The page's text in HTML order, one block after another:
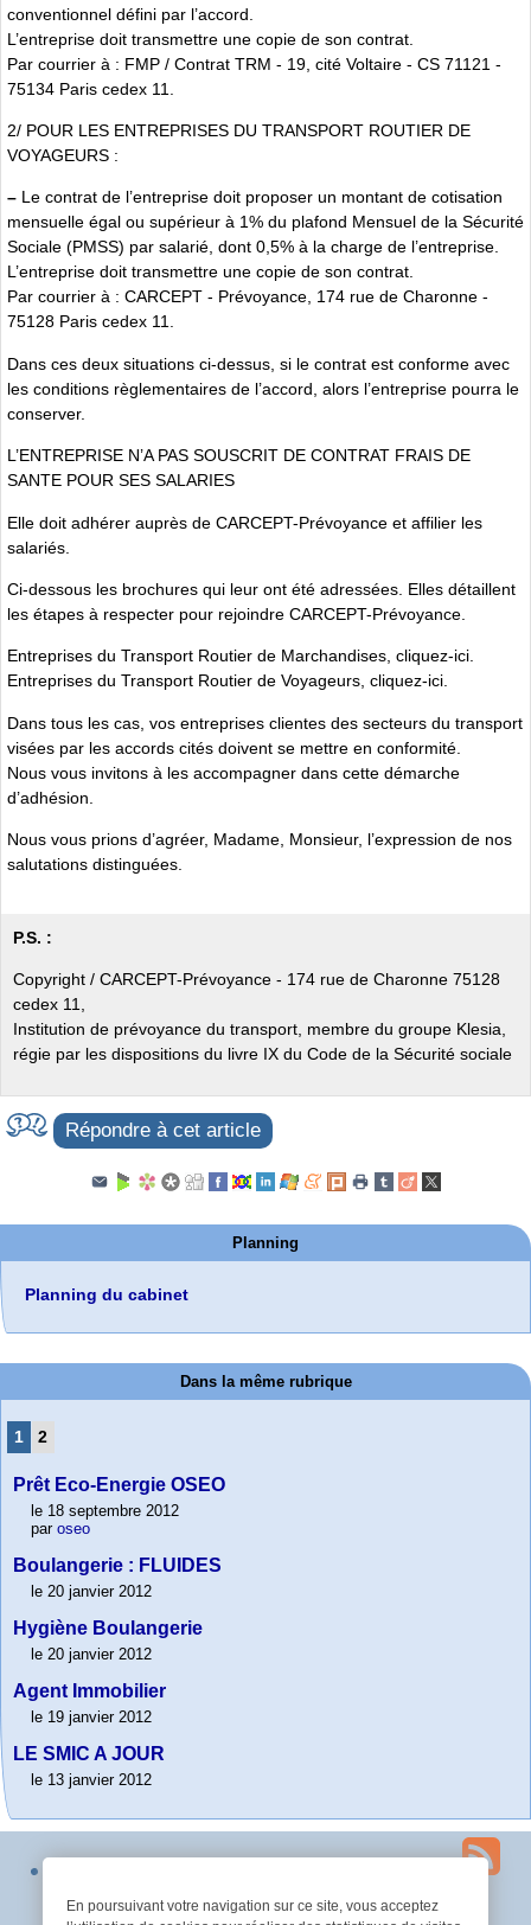
En poursuivant votre navigation sur ce site, vous acceptez
conventionnel défini par l’accord.
L’entreprise doit transmettre une copie de son contrat.
Par courrier à : FMP / Contrat TRM - 19, cité Voltaire - CS 71121 -
75134 Paris cedex 11.
2/ POUR LES ENTREPRISES DU TRANSPORT ROUTIER DE
VOYAGEURS :
– Le contrat de l’entreprise doit proposer un montant de cotisation
mensuelle égal ou supérieur à 1% du plafond Mensuel de la Sécurité
Sociale (PMSS) par salarié, dont 0,5% à la charge de l’entreprise.
L’entreprise doit transmettre une copie de son contrat.
Par courrier à : CARCEPT - Prévoyance, 174 rue de Charonne -
75128 Paris cedex 11.
Dans ces deux situations ci-dessus, si le contrat est conforme avec
les conditions règlementaires de l’accord, alors l’entreprise pourra le
conserver.
L’ENTREPRISE N’A PAS SOUSCRIT DE CONTRAT FRAIS DE
SANTE POUR SES SALARIES
Elle doit adhérer auprès de CARCEPT-Prévoyance et affilier les
salariés.
Ci-dessous les brochures qui leur ont été adressées. Elles détaillent
les étapes à respecter pour rejoindre CARCEPT-Prévoyance.
Entreprises du Transport Routier de Marchandises, cliquez-ici.
Entreprises du Transport Routier de Voyageurs, cliquez-ici.
Dans tous les cas, vos entreprises clientes des secteurs du transport
visées par les accords cités doivent se mettre en conformité.
Nous vous invitons à les accompagner dans cette démarche
d’adhésion.
Nous vous prions d’agréer, Madame, Monsieur, l’expression de nos
salutations distinguées.
P.S. :
Copyright / CARCEPT-Prévoyance - 174 rue de Charonne 75128
cedex 11,
Institution de prévoyance du transport, membre du groupe Klesia,
régie par les dispositions du livre IX du Code de la Sécurité sociale
Répondre à cet article
Planning
Planning du cabinet
Dans la même rubrique
1 2
Prêt Eco-Energie OSEO
le 18 septembre 2012
par oseo
Boulangerie : FLUIDES
le 20 janvier 2012
Hygiène Boulangerie
le 20 janvier 2012
Agent Immobilier
le 19 janvier 2012
LE SMIC A JOUR
le 13 janvier 2012
-2026 © cabinet rpv conseil - Tous droits réservés